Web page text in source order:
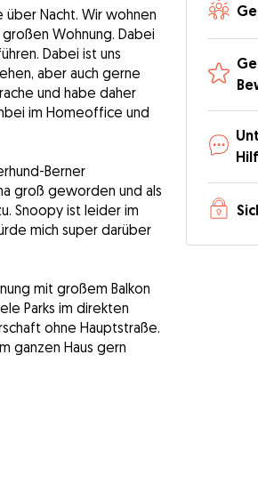
über Nacht. Wir wohnen
Wohnung. Dabei
Dabei ist uns
aber auch gerne
und habe daher
im Homeoffice und
Berner
groß geworden und als
Snoopy ist leider im
mich super darüber
mit großem Balkon
Parks im direkten
ohne Hauptstraße.
ganzen Haus gern